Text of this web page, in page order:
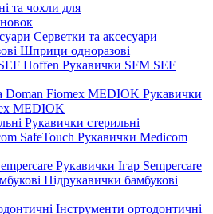
та чохли для
Серветки та аксесуари
Шприци одноразові
Рукавички SFM SEF
Рукавички
MEDIOK
Рукавички стерильні
Рукавички Medicom
Рукавички Ігар Sempercare
Підрукавички бамбукові
Інструменти ортодонтичні